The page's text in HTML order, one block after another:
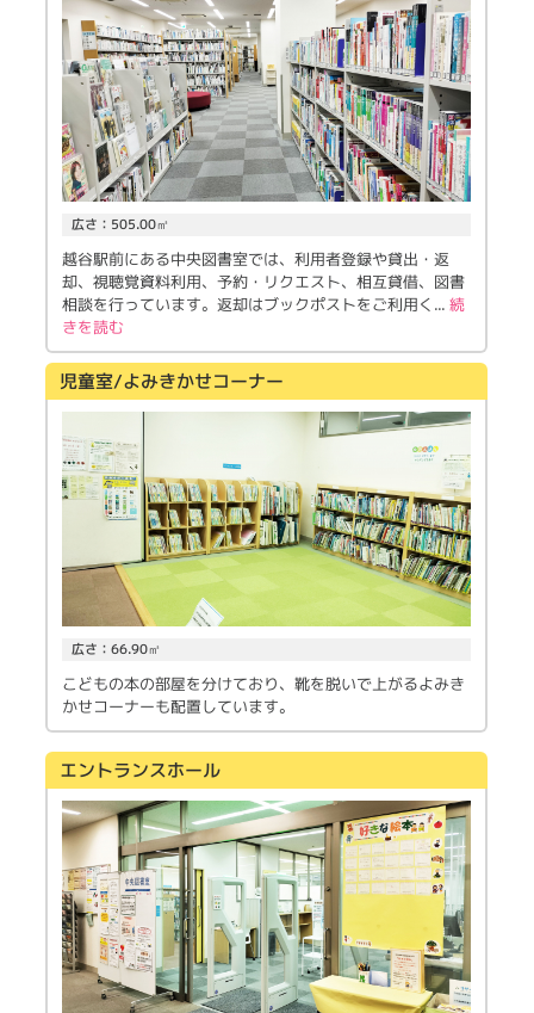
広さ：505.00㎡
越谷駅前にある中央図書室では、利用者登録や貸出・返
却、視聴覚資料利用、予約・リクエスト、相互貸借、図書
相談を行っています。返却はブックポストをご利用く ... 続
きを読む
児童室/よみきかせコーナー
広さ：66.90㎡
こどもの本の部屋を分けており、靴を脱いで上がるよみき
かせコーナーも配置しています。
エントランスホール